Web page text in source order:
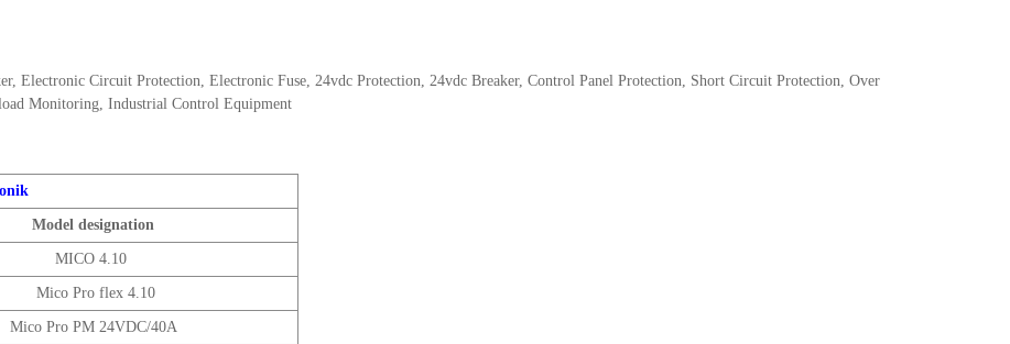
Electronic Circuit Protection, Electronic Fuse, 24vdc Protection, 24vdc Breaker, Control Panel Protection, Short Circuit Protection, Over
Monitoring, Industrial Control Equipment
Model designation
MICO 4.10
Mico Pro flex 4.10
Mico Pro PM 24VDC/40A